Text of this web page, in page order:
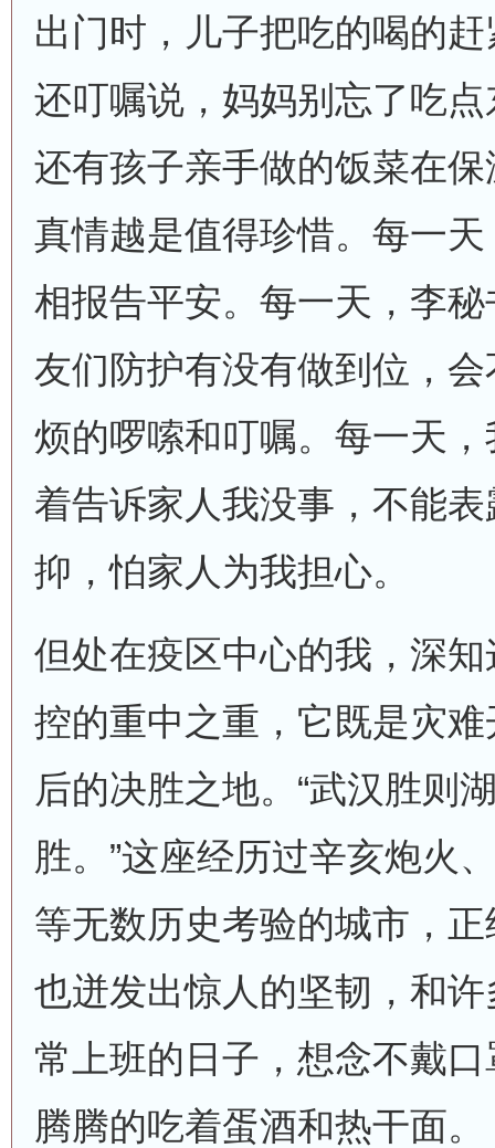
出门时，儿子把吃的喝的
还叮嘱说，妈妈别忘了吃
还有孩子亲手做的饭菜在
真情越是值得珍惜。每一
相报告平安。每一天，李
友们防护有没有做到位，
烦的啰嗦和叮嘱。每一天
着告诉家人我没事，不能
抑，怕家人为我担心。
但处在疫区中心的我，深
控的重中之重，它既是灾
后的决胜之地。“武汉胜则
胜。”这座经历过辛亥炮火
等无数历史考验的城市，
也迸发出惊人的坚韧，和
常上班的日子，想念不戴
腾腾的吃着蛋酒和热干面。